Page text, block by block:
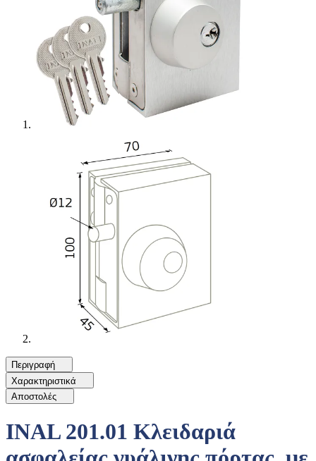
Περιγραφή
Χαρακτηριστικά
Αποστολές
INAL 201.01 Κλειδαριά